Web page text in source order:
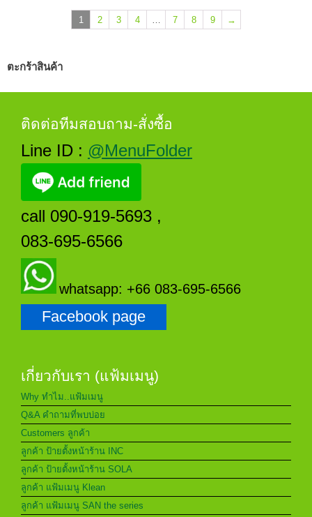
1 2 3 4 7 8 9 →
ตะกร้าสินค้า
ติดต่อทีมสอบถาม-สั่งซื้อ
Line ID : @MenuFolder
call 090-919-5693 ,
083-695-6566
whatsapp: +66 083-695-6566
Facebook page
เกี่ยวกับเรา (แฟ้มเมนู)
Why ทำไม..แฟ้มเมนู
Q&A คำถามที่พบบ่อย
Customers ลูกค้า
ลูกค้า ป้ายตั้งหน้าร้าน INC
ลูกค้า ป้ายตั้งหน้าร้าน SOLA
ลูกค้า แฟ้มเมนู Klean
ลูกค้า แฟ้มเมนู SAN the series